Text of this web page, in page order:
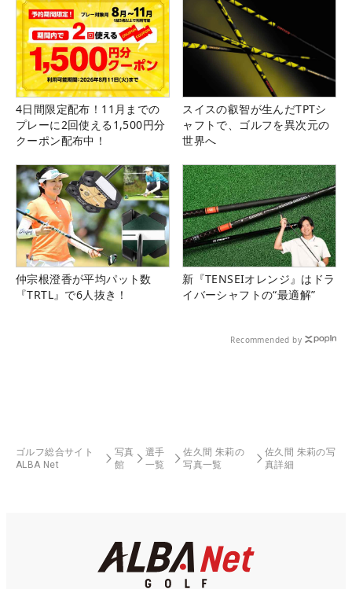
4日間限定配布！11月までの
プレーに2回使える1,500円分
クーポン配布中！
スイスの叡智が生んだTPTシ
ャフトで、ゴルフを異次元の
世界へ
仲宗根澄香が平均パット数
『TRTL』で6人抜き！
新『TENSEIオレンジ』はドラ
イバーシャフトの“最適解”
Recommended by
ゴルフ総合サイト
ALBA Net
写真
館
選手
一覧
佐久間 朱莉の
写真一覧
佐久間 朱莉の写
真詳細